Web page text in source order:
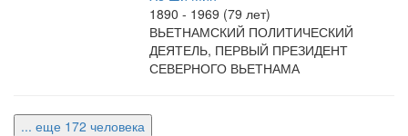
1890 - 1969 (79 лет)
ВЬЕТНАМСКИЙ ПОЛИТИЧЕСКИЙ
ДЕЯТЕЛЬ, ПЕРВЫЙ ПРЕЗИДЕНТ
СЕВЕРНОГО ВЬЕТНАМА
... еще 172 человека